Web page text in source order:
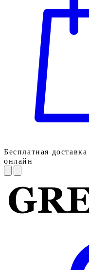
Бесплатная
онлайн